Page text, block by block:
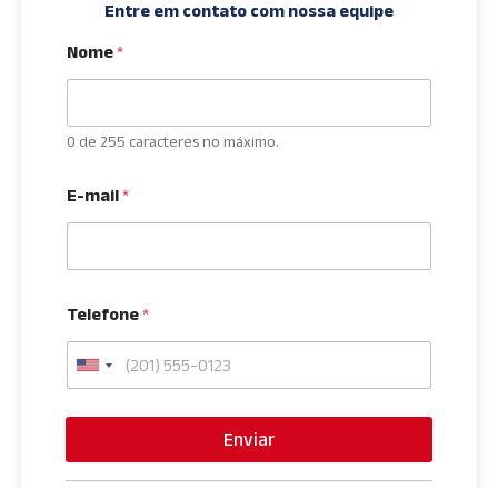
Entre em contato com nossa equipe
Nome*
0 de 255 caracteres no máximo.
E-mail*
Telefone*
U
e
Enviar